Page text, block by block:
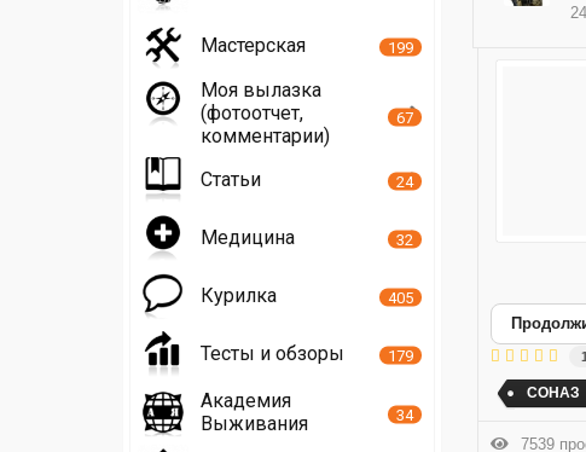
СОНАЗ
7539
Мастерская 199
Моя вылазка
(фотоотчет,
комментарии)
67
Статьи 24
Медицина 32
Курилка 405
Тесты и обзоры 179
Академия
Выживания
34